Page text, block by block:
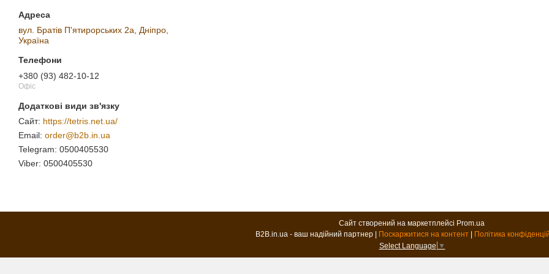
вул. Братів П'ятирорських 2а, Дніпро,
Україна
+380 (93) 482-10-12
Офіс
https://tetris.net.ua/
order@b2b.in.ua
0500405530
0500405530
Сайт створений на маркетплейсі Prom.ua
Поскаржитися на контент
Політика
Select Language ▼